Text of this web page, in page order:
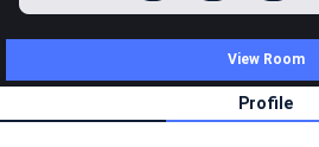
View Room
Profile